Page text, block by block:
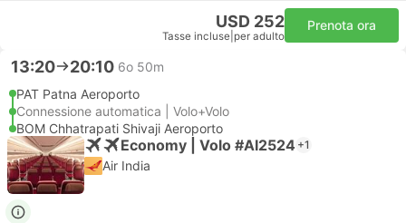
USD 252
Tasse incluse per adulto
Prenota ora
13:20 20:10 6o 50m
PAT Patna Aeroporto
Connessione automatica | Volo+Volo
BOM Chhatrapati Shivaji Aeroporto
Economy | Volo #AI2524 +1
Air India